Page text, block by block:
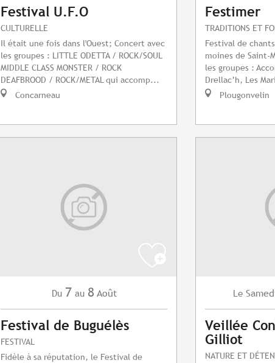
Festival U.F.O
CULTURELLE
Il était une fois dans l'Ouest; Concert avec
les groupes : LITTLE ODETTA / ROCK/SOUL
MIDDLE CLASS MONSTER / ROCK
DEAFBROOD / ROCK/METAL qui accomp...
Concarneau
Festimer
TRADITIONS ET
Festival de
moines de Saint-
les groupes :
Drellac’h, Les
Plougonvelin
Du 7 au 8 Août
Festival de Buguélès
FESTIVAL
Fidèle à sa réputation, le Festival de
Le
Veillée
Gilliot
NATURE ET